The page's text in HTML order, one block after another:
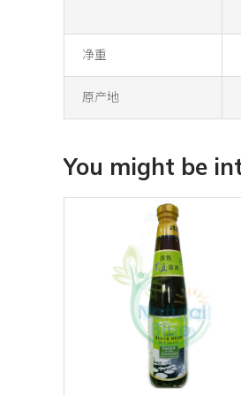
净重
原产地
You might be